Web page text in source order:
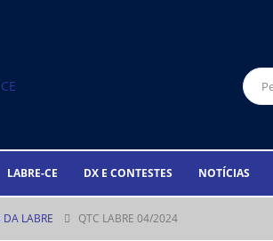
LABRE-CE DX E CONTESTES NOTÍCIAS
DA LABRE QTC LABRE 04/2024
ferramentas